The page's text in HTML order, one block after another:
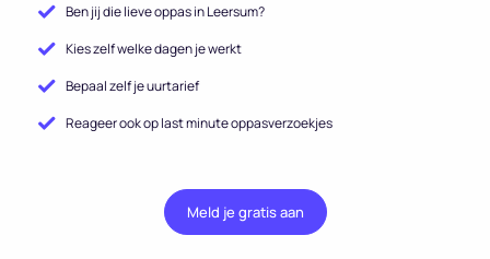
Ben jij die lieve oppas in Leersum?
Kies zelf welke dagen je werkt
Bepaal zelf je uurtarief
Reageer ook op last minute oppasverzoekjes
Meld je gratis aan